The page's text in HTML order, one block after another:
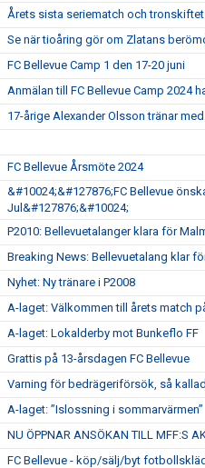
Årets sista seriematch och tronskiftet
Se när tioåring gör om Zlatans
FC Bellevue Camp 1 den 17-20 juni
Anmälan till FC Bellevue Camp 2024
17-årige Alexander Olsson tränar
FC Bellevue Årsmöte 2024
&#10024;&#127876;FC Bellevue
Jul&#127876;&#10024;
P2010: Bellevuetalanger klara för
Breaking News: Bellevuetalang klar
Nyhet: Ny tränare i P2008
A-laget: Välkommen till årets match
A-laget: Lokalderby mot Bunkeflo FF
Grattis på 13-årsdagen FC Bellevue
Varning för bedrägeriförsök, så
A-laget: ”Islossning i sommarvärmen”
NU ÖPPNAR ANSÖKAN TILL MFF:S
FC Bellevue - köp/sälj/byt